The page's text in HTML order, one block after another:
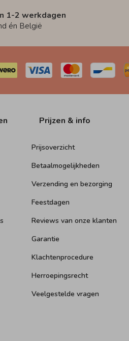
1-2 werkdagen
én België
Prijzen & info
Prijsoverzicht
Betaalmogelijkheden
Verzending en bezorging
Feestdagen
Reviews van onze klanten
Garantie
Klachtenprocedure
Herroepingsrecht
Veelgestelde vragen